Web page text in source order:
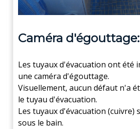
Caméra d'égouttage:
Les tuyaux d'évacuation ont été
une caméra d'égouttage.
Visuellement, aucun défaut n'a
le tuyau d'évacuation.
Les tuyaux d'évacuation (cuivre)
sous le bain.